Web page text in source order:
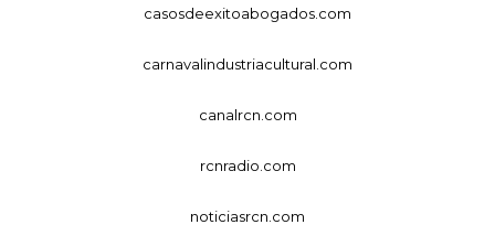
casosdeexitoabogados.com
carnavalindustriacultural.com
canalrcn.com
rcnradio.com
noticiasrcn.com